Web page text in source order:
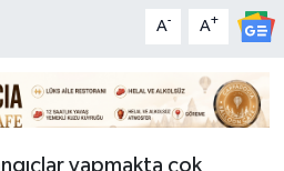
A- A+
yapmakta çok